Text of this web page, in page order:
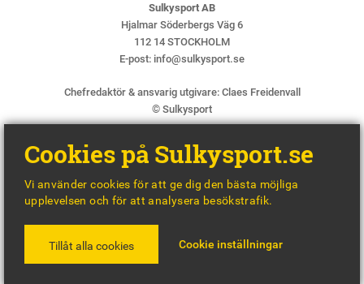
Sulkysport AB
Hjalmar Söderbergs Väg 6
112 14 STOCKHOLM
E-post: info@sulkysport.se
Chefredaktör & ansvarig utgivare: Claes Freidenvall
© Sulkysport
BY
Cookies på Sulkysport.se
Vi använder cookies för att ge dig den bästa möjliga
upplevelsen och för att analysera besökstrafik.
Tillåt alla cookies Cookie inställningar